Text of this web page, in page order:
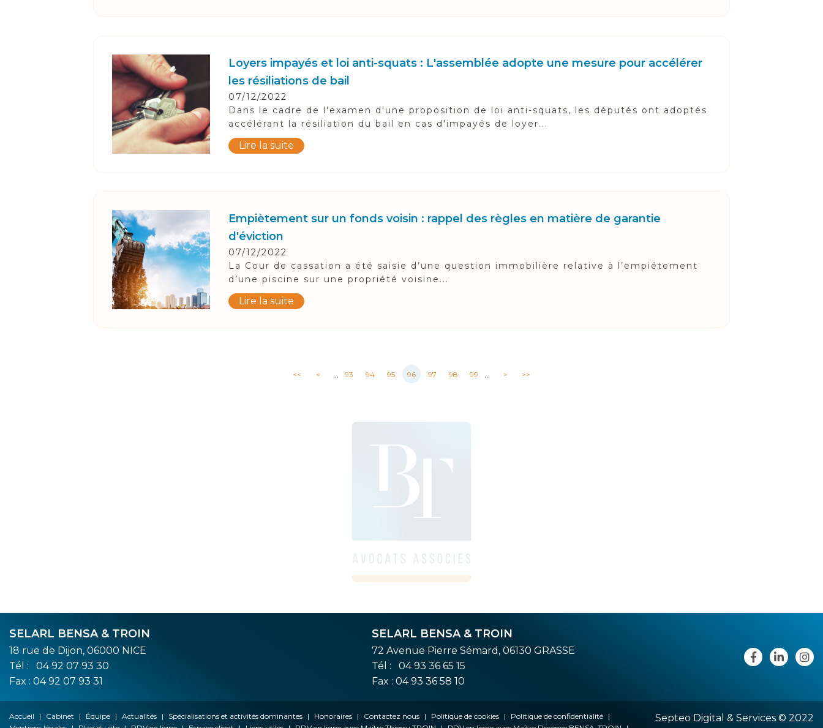
Loyers impayés et loi anti-squats : L'assemblée adopte une mesure pour accélérer
les résiliations de bail
07/12/2022
Dans le cadre de l'examen d'une proposition de loi anti-squats, les députés ont adoptés
accélérant la résiliation du bail en cas d'impayés de loyer...
Lire la suite
Empiètement sur un fonds voisin : rappel des règles en matière de garantie
d'éviction
07/12/2022
La Cour de cassation a été saisie d’une question immobilière relative à l’empiétement
d’une piscine sur une propriété voisine...
Lire la suite
<< < ... 93 94 95 96 97 98 99 ... > >>
SELARL BENSA & TROIN
18 rue de Dijon, 06000 NICE
Tél :
04 92 07 93 30
Fax : 04 92 07 93 31
SELARL BENSA & TROIN
72 Avenue Pierre Sémard, 06130 GRASSE
Tél :
04 93 36 65 15
Fax : 04 93 36 58 10
Accueil Cabinet Équipe Actualités Spécialisations et activités dominantes Honoraires Contactez nous Politique de cookies
Politique de confidentialité
Septeo Digital & Services © 2022